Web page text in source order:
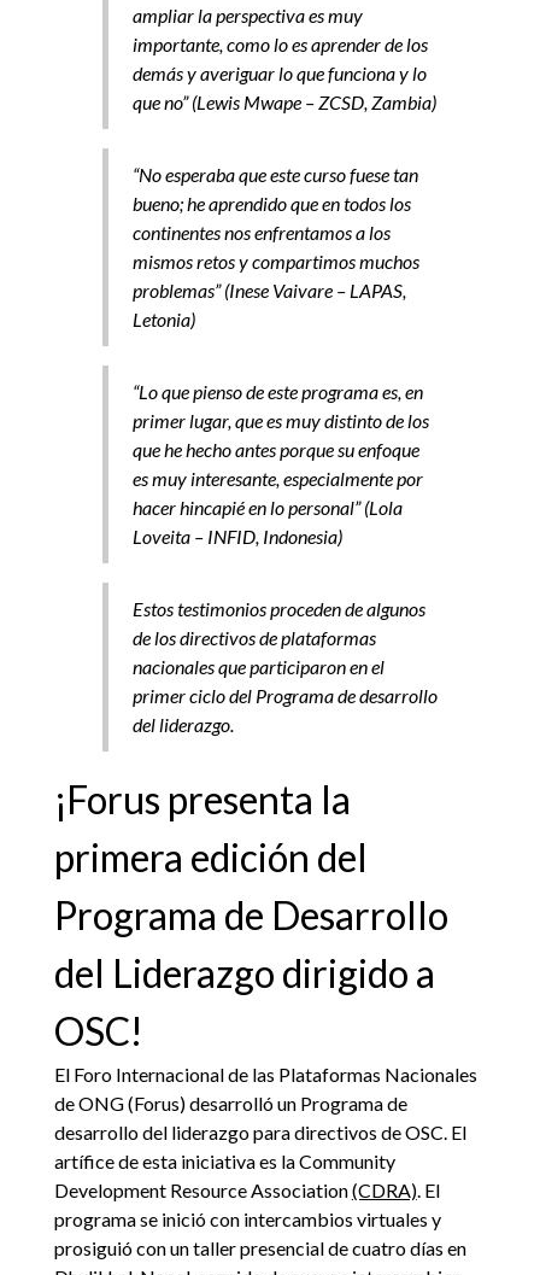
ampliar la perspectiva es muy
importante, como lo es aprender de los
demás y averiguar lo que funciona y lo
que no” (Lewis Mwape – ZCSD, Zambia)
“No esperaba que este curso fuese tan
bueno; he aprendido que en todos los
continentes nos enfrentamos a los
mismos retos y compartimos muchos
problemas” (Inese Vaivare – LAPAS,
Letonia)
“Lo que pienso de este programa es, en
primer lugar, que es muy distinto de los
que he hecho antes porque su enfoque
es muy interesante, especialmente por
hacer hincapié en lo personal” (Lola
Loveita – INFID, Indonesia)
Estos testimonios proceden de algunos
de los directivos de plataformas
nacionales que participaron en el
primer ciclo del Programa de desarrollo
del liderazgo.
¡Forus presenta la
primera edición del
Programa de Desarrollo
del Liderazgo dirigido a
OSC!
El Foro Internacional de las Plataformas Nacionales
de ONG (Forus) desarrolló un Programa de
desarrollo del liderazgo para directivos de OSC. El
artífice de esta iniciativa es la Community
Development Resource Association(CDRA). El
programa se inició con intercambios virtuales y
prosiguió con un taller presencial de cuatro días en